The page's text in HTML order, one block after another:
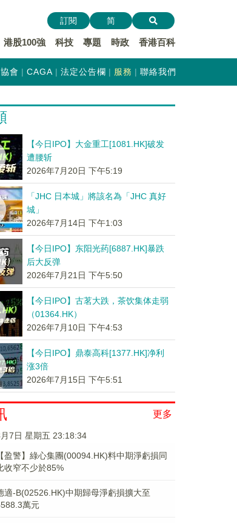
港股100強 科技 專題 時政 香港百科
訂閱 简
會 CAGA 法定公告欄 服務 聯絡我們
【今日IPO】大金重工[1081.HK]破发
遭腰斩
2026年7月20日 下午5:19
「JHC 日本城」將該名為「JHC 真好
城」
2026年7月14日 下午1:03
【今日IPO】东阳光药[6887.HK]暴跌
后大反弹
2026年7月21日 下午5:50
【今日IPO】古茗大跌，茶饮集体走弱
（01364.HK）
2026年7月10日 下午4:53
【今日IPO】鼎泰高科[1377.HK]净利
涨3倍
2026年7月15日 下午5:51
更多
7日 星期五 23:18:34
【盈警】綠心集團(00094.HK)料中期淨虧損同
收窄不少於85%
適-B(02526.HK)中期歸母淨虧損擴大至
萬元